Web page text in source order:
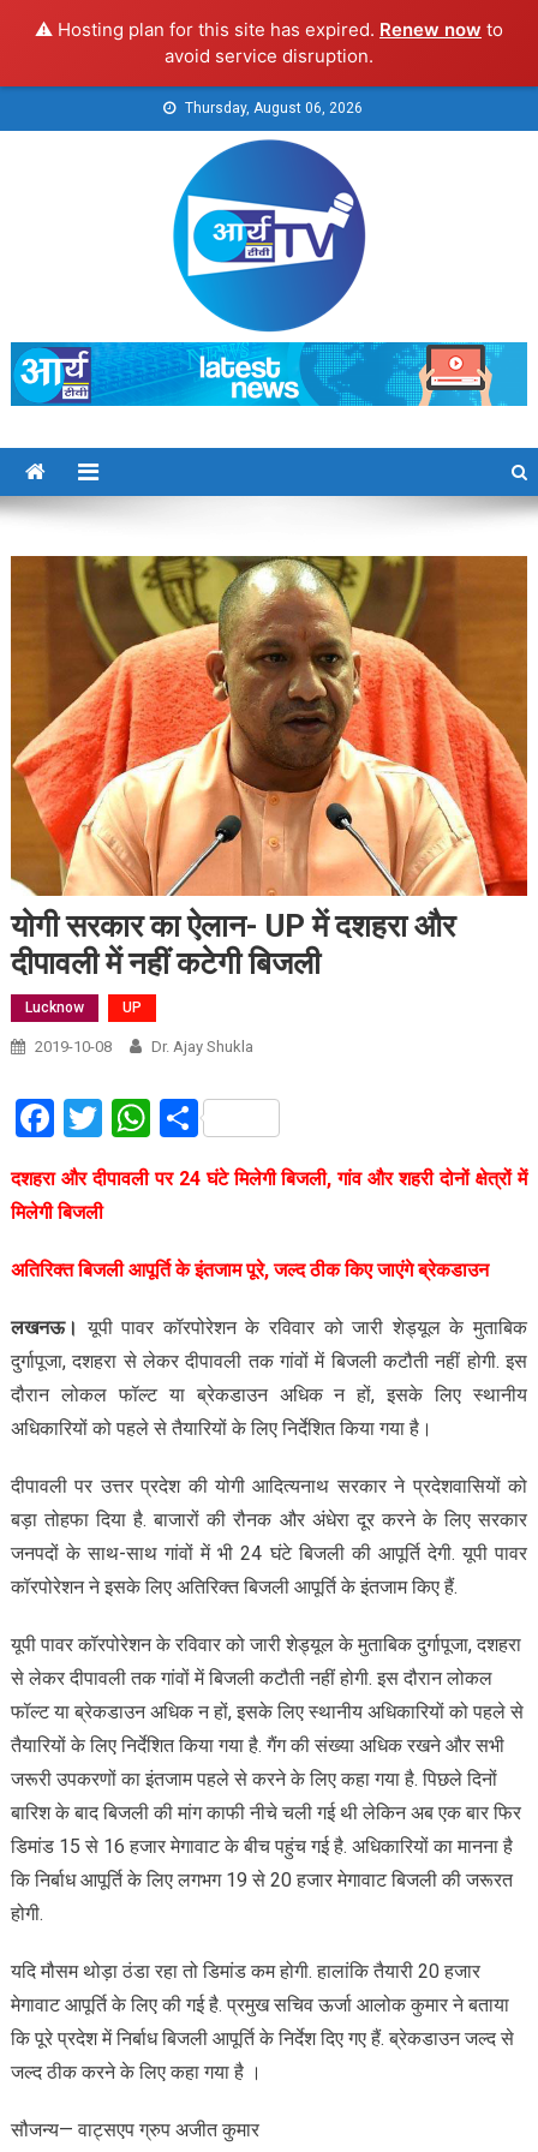
⚠️ Hosting plan for this site has expired. Renew now to
avoid service disruption.
to
Thursday, August 06, 2026
Arya TV
योगी सरकार का ऐलान- UP में दशहरा और
दीपावली में नहीं कटेगी बिजली
Lucknow UP
2019-10-08 Dr. Ajay Shukla
Facebook
Twitter
WhatsApp
Share
दशहरा और दीपावली पर 24 घंटे मिलेगी बिजली, गांव और शहरी दोनों क्षेत्रों में
मिलेगी बिजली
अतिरिक्त बिजली आपूर्ति के इंतजाम पूरे, जल्द ठीक किए जाएंगे ब्रेकडाउन
लखनऊ। यूपी पावर कॉरपोरेशन के रविवार को जारी शेड्यूल के मुताबिक
दुर्गापूजा, दशहरा से लेकर दीपावली तक गांवों में बिजली कटौती नहीं होगी. इस
दौरान लोकल फॉल्ट या ब्रेकडाउन अधिक न हों, इसके लिए स्थानीय
अधिकारियों को पहले से तैयारियों के लिए निर्देशित किया गया है।
दीपावली पर उत्तर प्रदेश की योगी आदित्यनाथ सरकार ने प्रदेशवासियों को
बड़ा तोहफा दिया है. बाजारों की रौनक और अंधेरा दूर करने के लिए सरकार
जनपदों के साथ-साथ गांवों में भी 24 घंटे बिजली की आपूर्ति देगी. यूपी पावर
कॉरपोरेशन ने इसके लिए अतिरिक्त बिजली आपूर्ति के इंतजाम किए हैं.
यूपी पावर कॉरपोरेशन के रविवार को जारी शेड्यूल के मुताबिक दुर्गापूजा, दशहरा
से लेकर दीपावली तक गांवों में बिजली कटौती नहीं होगी. इस दौरान लोकल
फॉल्ट या ब्रेकडाउन अधिक न हों, इसके लिए स्थानीय अधिकारियों को पहले से
तैयारियों के लिए निर्देशित किया गया है. गैंग की संख्या अधिक रखने और सभी
जरूरी उपकरणों का इंतजाम पहले से करने के लिए कहा गया है. पिछले दिनों
बारिश के बाद बिजली की मांग काफी नीचे चली गई थी लेकिन अब एक बार फिर
डिमांड 15 से 16 हजार मेगावाट के बीच पहुंच गई है. अधिकारियों का मानना है
कि निर्बाध आपूर्ति के लिए लगभग 19 से 20 हजार मेगावाट बिजली की जरूरत
होगी.
यदि मौसम थोड़ा ठंडा रहा तो डिमांड कम होगी. हालांकि तैयारी 20 हजार
मेगावाट आपूर्ति के लिए की गई है. प्रमुख सचिव ऊर्जा आलोक कुमार ने बताया
कि पूरे प्रदेश में निर्बाध बिजली आपूर्ति के निर्देश दिए गए हैं. ब्रेकडाउन जल्द से
जल्द ठीक करने के लिए कहा गया है ।
सौजन्य— वाट्सएप ग्रुप अजीत कुमार